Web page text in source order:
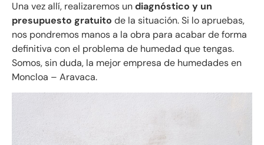
Una vez allí, realizaremos undiagnóstico y un
presupuesto gratuito de la situación. Si lo apruebas,
nos pondremos manos a la obra para acabar de forma
definitiva con el problema de humedad que tengas.
Somos, sin duda, la mejor empresa de humedades en
Moncloa – Aravaca.